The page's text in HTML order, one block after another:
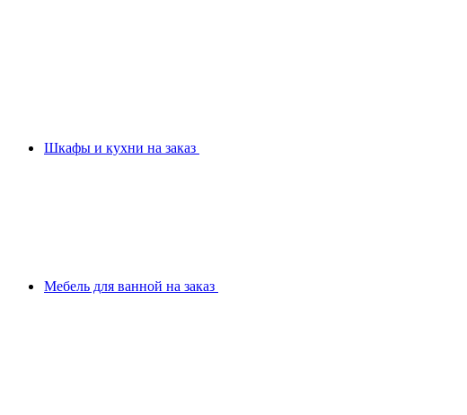
Шкафы и кухни на заказ
Мебель для ванной на заказ